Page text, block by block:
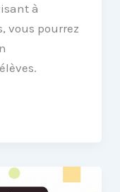
à
vous pourrez